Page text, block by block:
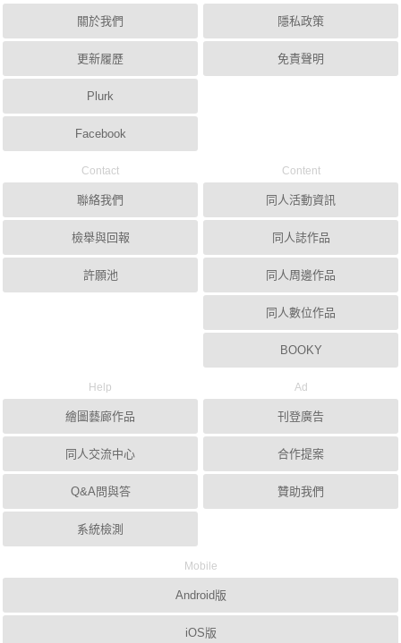
關於我們
更新履歷
Plurk
Facebook
隱私政策
免責聲明
Contact
聯絡我們
檢舉與回報
許願池
Content
同人活動資訊
同人誌作品
同人周邊作品
同人數位作品
BOOKY
Help
繪圖藝廊作品
同人交流中心
Q&A問與答
系統檢測
Ad
刊登廣告
合作提案
贊助我們
Mobile
Android版
iOS版